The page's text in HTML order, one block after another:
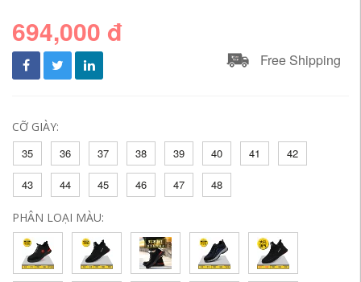
694,000 đ
Free Shipping
CỠ GIÀY:
35
36 37 38 39 40 41 42
43 44 45 46 47 48
PHÂN LOẠI MÀU: